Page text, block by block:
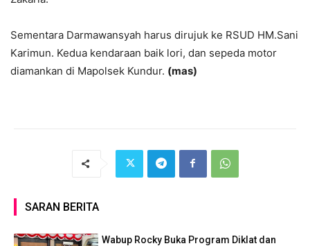
Sementara Darmawansyah harus dirujuk ke RSUD HM.Sani
Karimun. Kedua kendaraan baik lori, dan sepeda motor
diamankan di Mapolsek Kundur. (mas)
SARAN BERITA
Wabup Rocky Buka Program Diklat dan